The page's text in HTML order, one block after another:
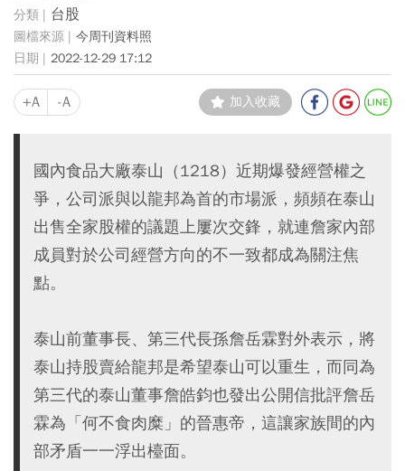
台股
今周刊資料照
2022-12-29 17:12
+A -A 加入收藏
國內食品大廠泰山（1218）近期爆發經營權之
爭，公司派與以龍邦為首的市場派，頻頻在泰山
出售全家股權的議題上屢次交鋒，就連詹家內部
成員對於公司經營方向的不一致都成為關注焦
點。
泰山前董事長、第三代長孫詹岳霖對外表示，將
泰山持股賣給龍邦是希望泰山可以重生，而同為
第三代的泰山董事詹皓鈞也發出公開信批評詹岳
霖為「何不食肉糜」的晉惠帝，這讓家族間的內
部矛盾一一浮出檯面。